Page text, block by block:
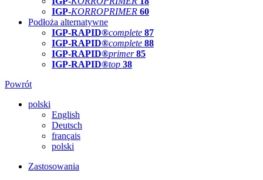
IGP-KORROPRIMER 60
Podłoża alternatywne
IGP-RAPID®complete 87
IGP-RAPID®complete 88
IGP-RAPID®primer 85
IGP-RAPID®top 38
Powrót
polski
English
Deutsch
français
polski
Zastosowania